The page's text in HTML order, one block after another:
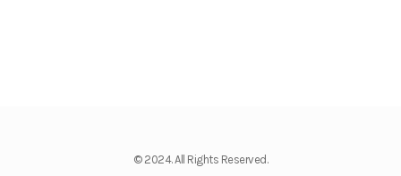
© 2024. All Rights Reserved.